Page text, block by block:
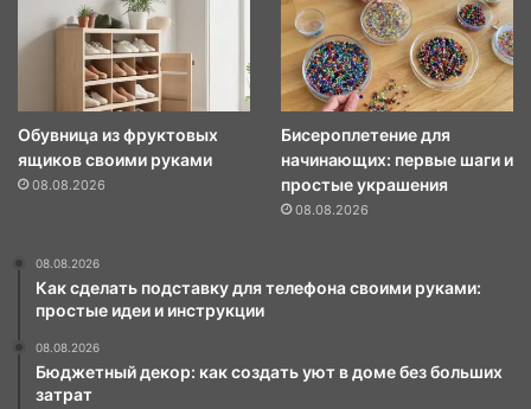
Обувница из фруктовых
ящиков своими руками
08.08.2026
Бисероплетение для
начинающих: первые шаги и
простые украшения
08.08.2026
08.08.2026
Как сделать подставку для телефона своими руками:
простые идеи и инструкции
08.08.2026
Бюджетный декор: как создать уют в доме без больших
затрат